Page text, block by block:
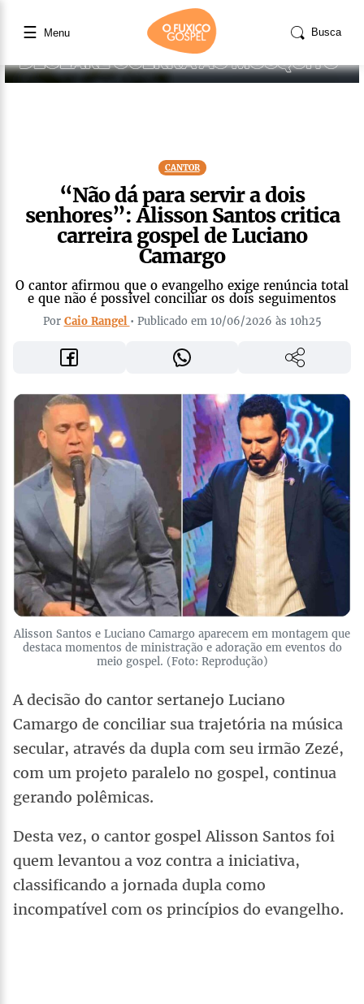
☰ Menu Busca
CANTOR
“Não dá para servir a dois
senhores”: Alisson Santos critica
carreira gospel de Luciano
Camargo
O cantor afirmou que o evangelho exige renúncia total
e que não é possível conciliar os dois seguimentos
Por Caio Rangel • Publicado em 10/06/2026 às 10h25
Alisson Santos e Luciano Camargo aparecem em montagem que
destaca momentos de ministração e adoração em eventos do
meio gospel. (Foto: Reprodução)
A decisão do cantor sertanejo Luciano
Camargo de conciliar sua trajetória na música
secular, através da dupla com seu irmão Zezé,
com um projeto paralelo no gospel, continua
gerando polêmicas.
Desta vez, o cantor gospel Alisson Santos foi
quem levantou a voz contra a iniciativa,
classificando a jornada dupla como
incompatível com os princípios do evangelho.